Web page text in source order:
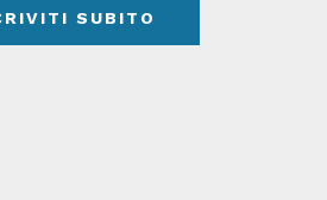
SUBITO